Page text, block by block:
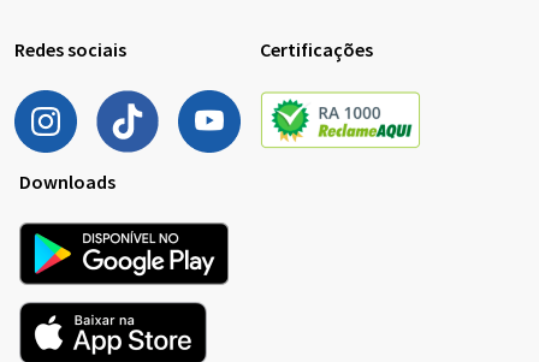
Redes sociais Certificações
Downloads